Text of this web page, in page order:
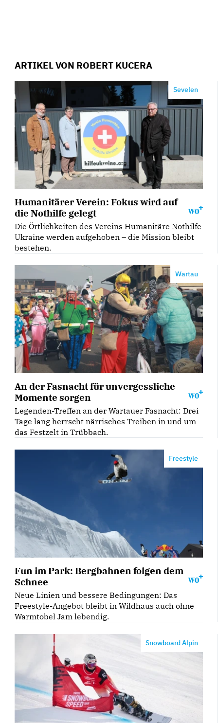
ARTIKEL VON ROBERT KUCERA
Sevelen
Humanitärer Verein: Fokus wird auf
die Nothilfe gelegt
Die Örtlichkeiten des Vereins Humanitäre Nothilfe
Ukraine werden aufgehoben – die Mission bleibt
bestehen.
Wartau
An der Fasnacht für unvergessliche
Momente sorgen
Legenden-Treffen an der Wartauer Fasnacht: Drei
Tage lang herrscht närrisches Treiben in und um
das Festzelt in Trübbach.
Freestyle
Fun im Park: Bergbahnen folgen dem
Schnee
Neue Linien und bessere Bedingungen: Das
Freestyle-Angebot bleibt in Wildhaus auch ohne
Warmtobel Jam lebendig.
Snowboard Alpin